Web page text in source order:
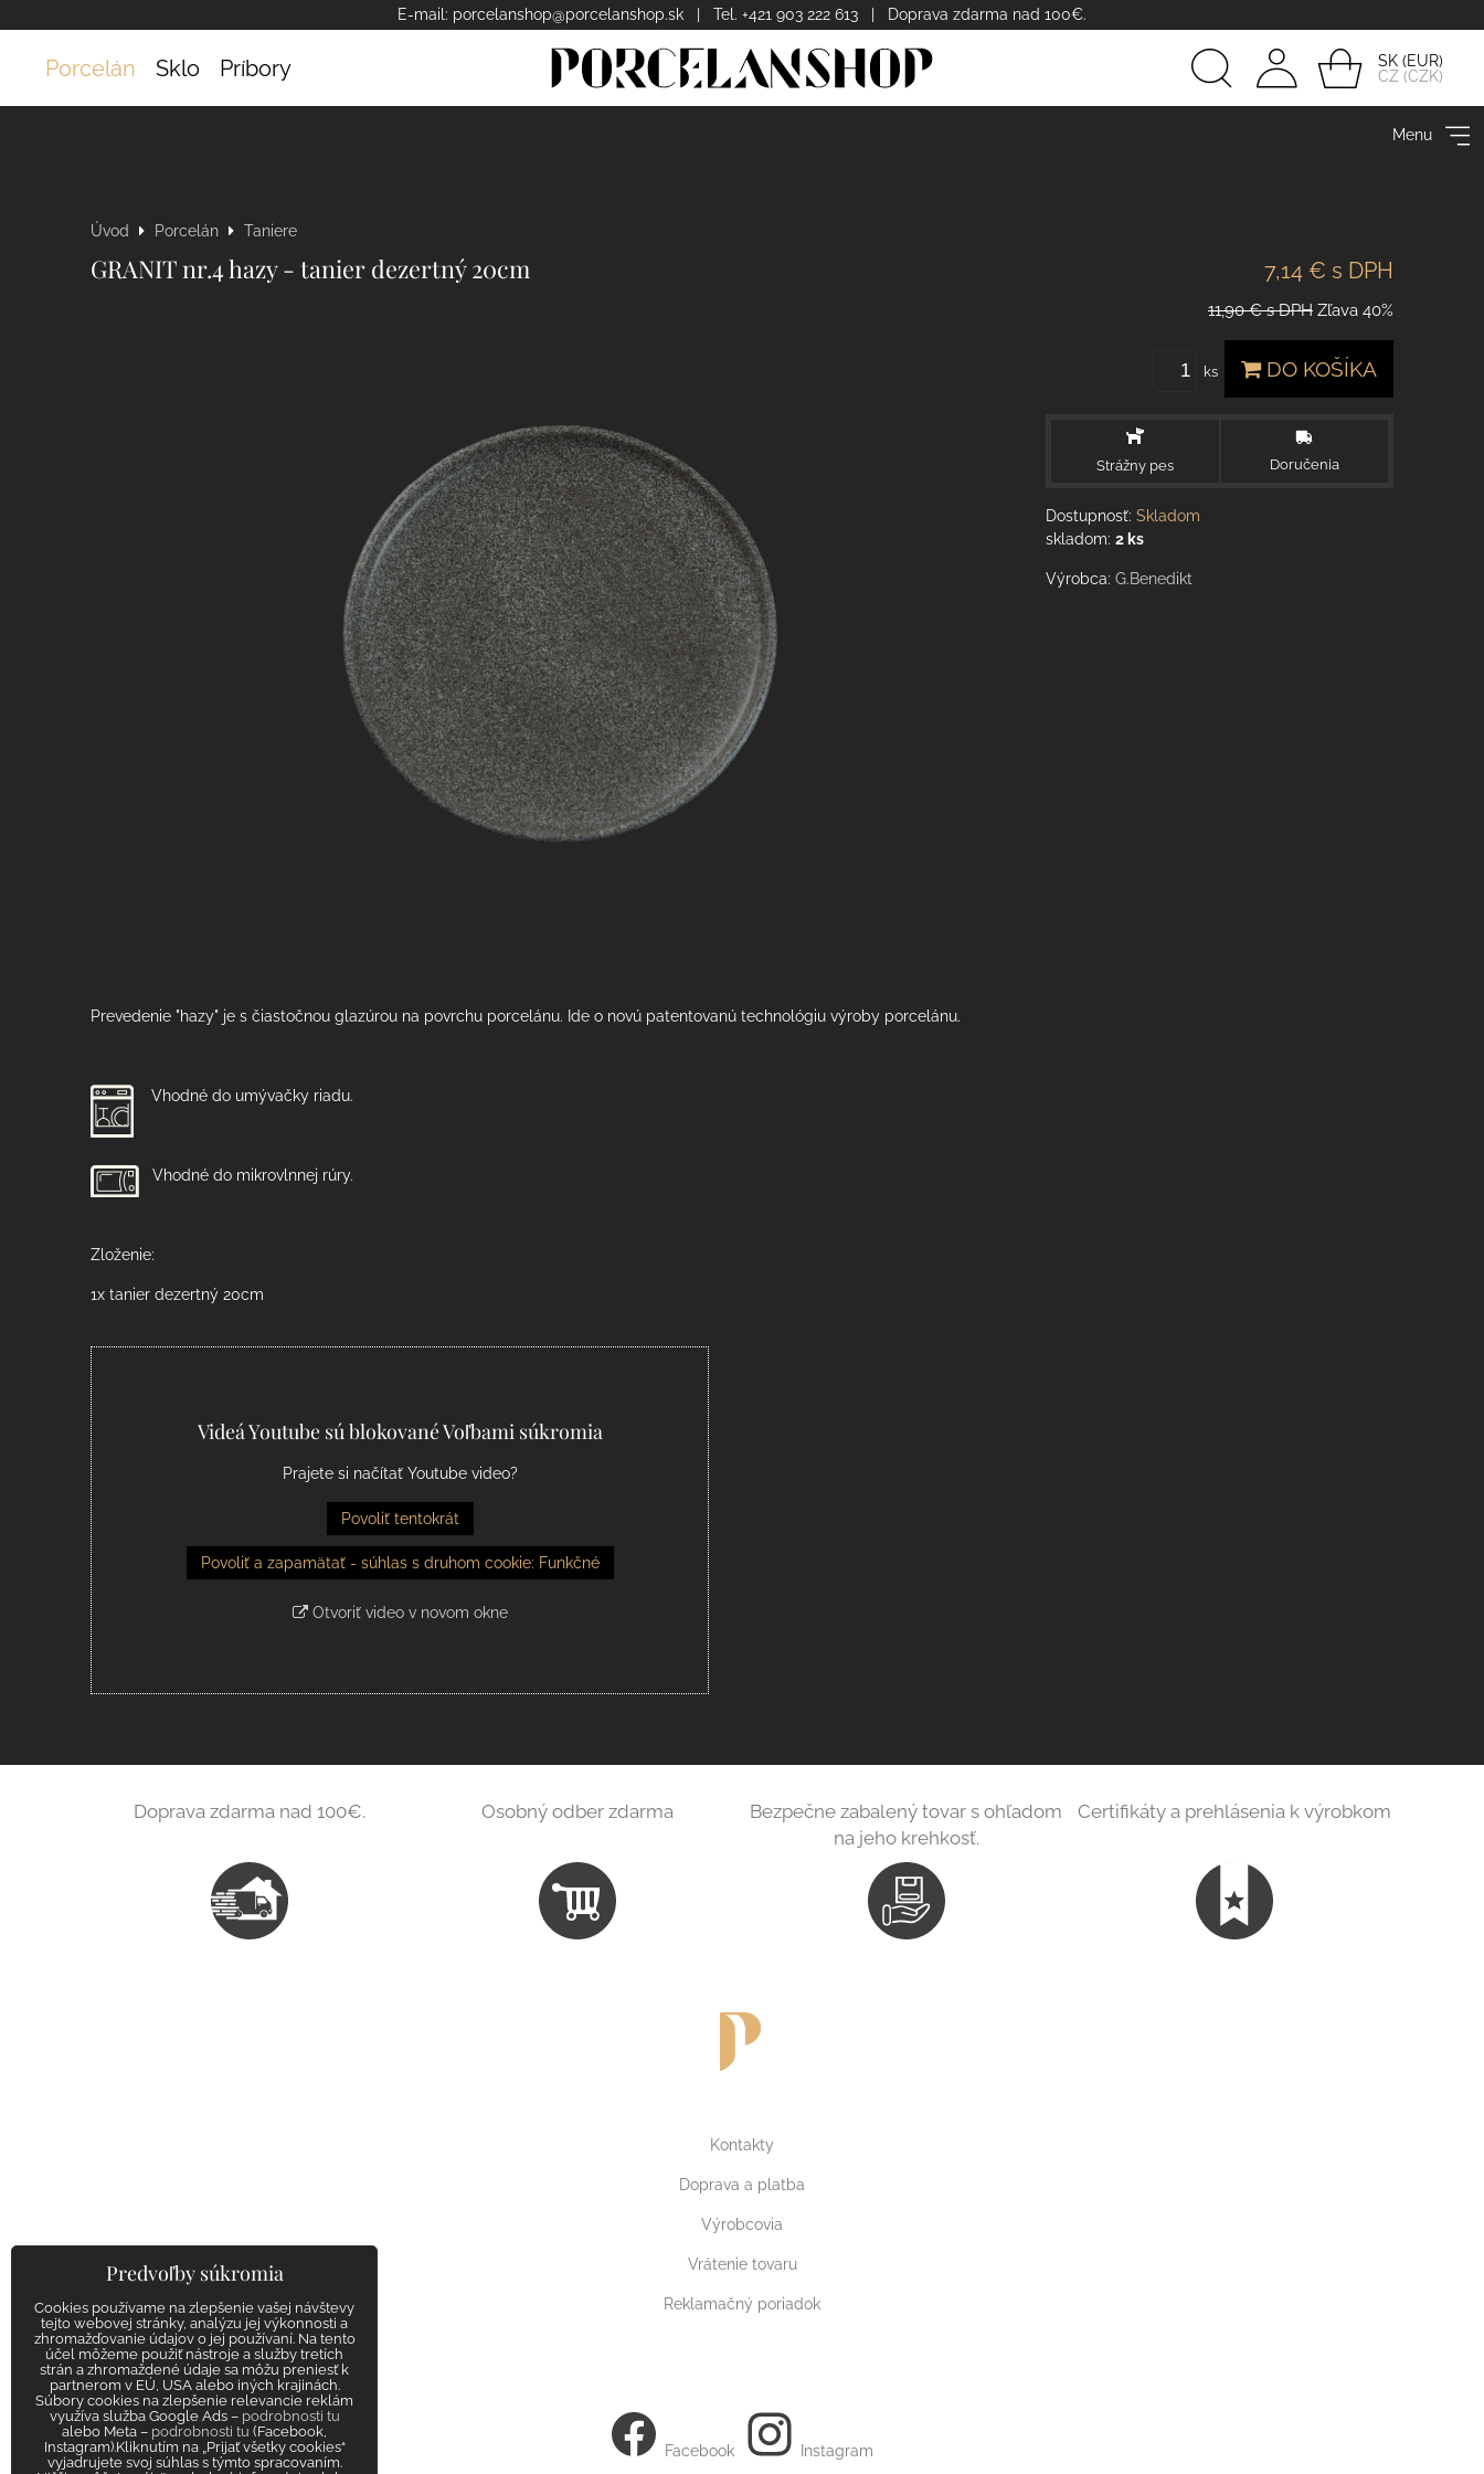
E-mail: porcelanshop@porcelanshop.sk | Tel. +421 903 222 613 | Doprava zdarma nad 100€.
Prihlásiť
SK
CZ
Porcelán Sklo Príbory
Menu
Úvod Porcelán Taniere
GRANIT nr.4 hazy - tanier dezertný 20cm 7,14 € s DPH
11,90 € s DPH Zľava 40%
ks DO KOŠÍKA
Strážny pes Doručenia
Dostupnosť: Skladom
skladom: 2 ks
Výrobca: G.Benedikt
Prevedenie "hazy" je s čiastočnou glazúrou na povrchu porcelánu. Ide o novú patentovanú technológiu výroby porcelánu.
Vhodné do umývačky riadu.
Vhodné do mikrovlnnej rúry.
Zloženie:
1x tanier dezertný 20cm
Videá Youtube sú blokované Voľbami súkromia
Prajete si načítať Youtube video?
Povoliť tentokrát
Povoliť a zapamätať - súhlas s druhom cookie: Funkčné
Otvoriť video v novom okne
Doprava zdarma nad 100€. Osobný odber zdarma
Bezpečne zabalený tovar s ohľadom
na jeho krehkosť.
Certifikáty a prehlásenia k výrobkom
Kontakty
Doprava a platba
Výrobcovia
Vrátenie tovaru
Reklamačný poriadok
Facebook Instagram
Predvoľby súkromia
Cookies používame na zlepšenie vašej návštevy
tejto webovej stránky, analýzu jej výkonnosti a
zhromažďovanie údajov o jej používaní. Na tento
účel môžeme použiť nástroje a služby tretích
strán a zhromaždené údaje sa môžu preniesť k
partnerom v EÚ, USA alebo iných krajinách.
Súbory cookies na zlepšenie relevancie reklám
využíva služba Google Ads – podrobnosti tu
alebo Meta – podrobnosti tu (Facebook,
Instagram).Kliknutím na „Prijať všetky cookies“
vyjadrujete svoj súhlas s týmto spracovaním.